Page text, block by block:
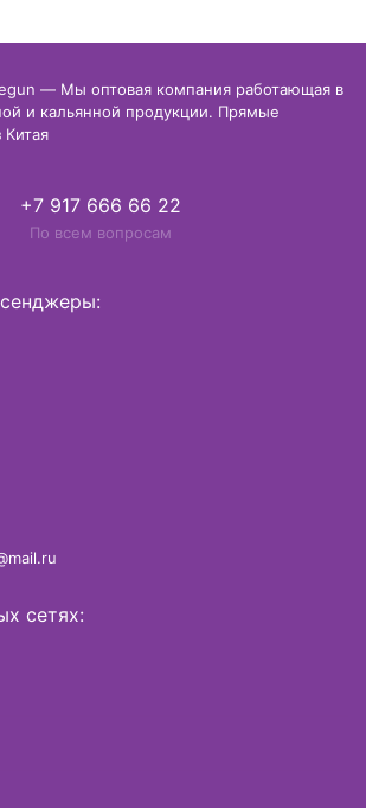
— Мы оптовая компания работающая в
и кальянной продукции. Прямые
Китая
+7 917 666 66 22
По всем вопросам
сетях: